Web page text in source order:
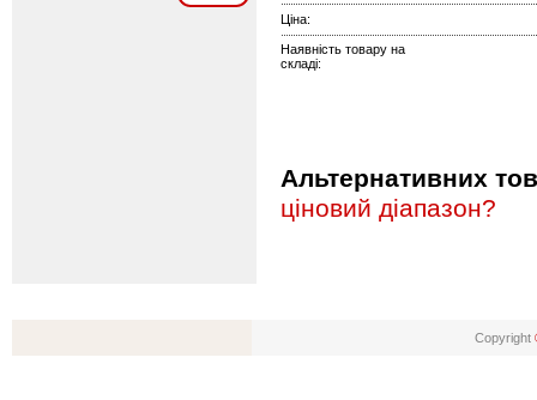
Ціна:
Наявність товару на
складі:
Альтернативних
ціновий діапазон?
Copyright